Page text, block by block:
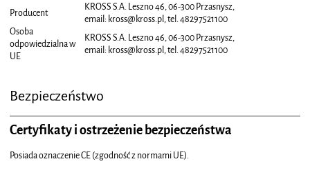
Producent
KROSS S.A. Leszno 46, 06-300 Przasnysz,
email: kross@kross.pl, tel. 48297521100
Osoba
odpowiedzialna w
UE
KROSS S.A. Leszno 46, 06-300 Przasnysz,
email: kross@kross.pl, tel. 48297521100
Bezpieczeństwo
Certyfikaty i ostrzeżenie bezpieczeństwa
Posiada oznaczenie CE (zgodność z normami UE).